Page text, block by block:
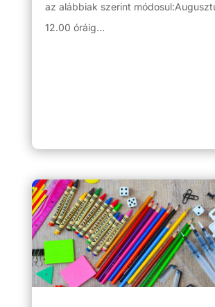
az alábbiak szerint
12.00 óráig...